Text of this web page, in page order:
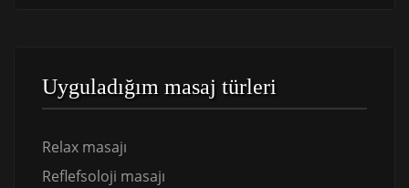
Uyguladığım masaj türleri
Relax masajı
Reflefsoloji masajı